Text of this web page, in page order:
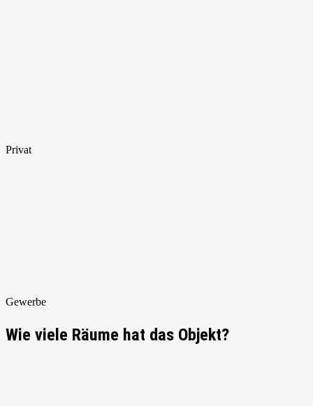
Privat
Gewerbe
Wie viele Räume hat das Objekt?